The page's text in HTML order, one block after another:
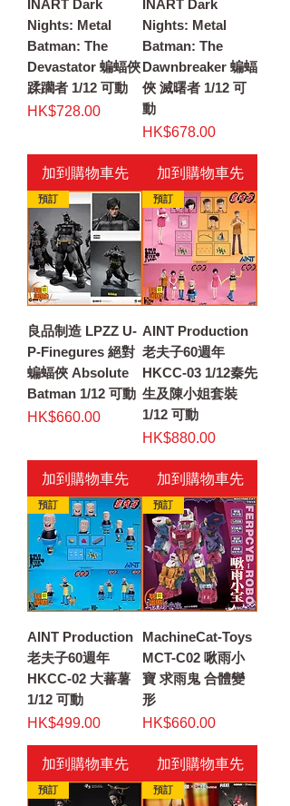
INART Dark
Nights: Metal
Batman: The
Devastator 蝙蝠俠
蹂躪者 1/12 可動
價格
HK$728.00
加到購物車先
INART Dark
Nights: Metal
Batman: The
Dawnbreaker 蝙蝠
俠 滅曙者 1/12 可
動
價格
HK$678.00
加到購物車先
預訂
良品制造 LPZZ U-
P-Finegures 絕對
蝙蝠俠 Absolute
Batman 1/12 可動
價格
HK$660.00
加到購物車先
預訂
AINT Production
老夫子60週年
HKCC-03 1/12秦先
生及陳小姐套裝
1/12 可動
價格
HK$880.00
加到購物車先
預訂
AINT Production
老夫子60週年
HKCC-02 大蕃薯
1/12 可動
價格
HK$499.00
加到購物車先
預訂
MachineCat-Toys
MCT-C02 啾雨小
寶 求雨鬼 合體變
形
價格
HK$660.00
加到購物車先
預訂 預訂